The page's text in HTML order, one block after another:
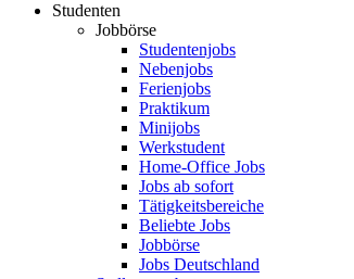
Studenten
Jobbörse
Studentenjobs
Nebenjobs
Ferienjobs
Praktikum
Minijobs
Werkstudent
Home-Office Jobs
Jobs ab sofort
Tätigkeitsbereiche
Beliebte Jobs
Jobbörse
Jobs Deutschland